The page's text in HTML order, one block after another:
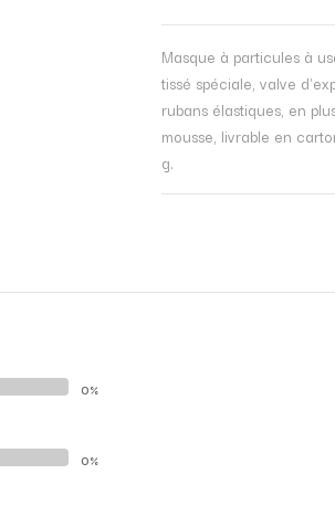
Masque à particules à
tissé spéciale, valve
rubans élastiques, en
mousse, livrable en
g.
0%
0%